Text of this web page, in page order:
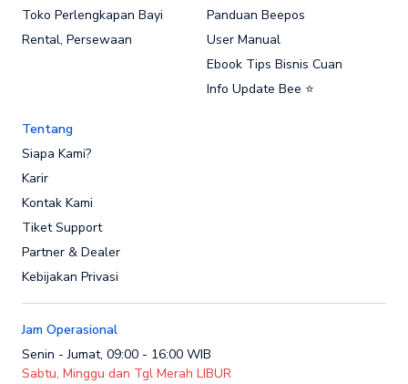
Toko Perlengkapan Bayi
Rental, Persewaan
Panduan Beepos
User Manual
Ebook Tips Bisnis Cuan
Info Update Bee ⭐
Tentang
Siapa Kami?
Karir
Kontak Kami
Tiket Support
Partner & Dealer
Kebijakan Privasi
Jam Operasional
Senin - Jumat, 09:00 - 16:00 WIB
Sabtu, Minggu dan Tgl Merah LIBUR